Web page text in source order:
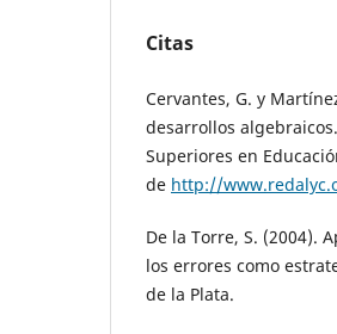
Citas
Cervantes, G. y
desarrollos
Superiores en
de http://
De la Torre, S. (2004).
los errores como
de la Plata.